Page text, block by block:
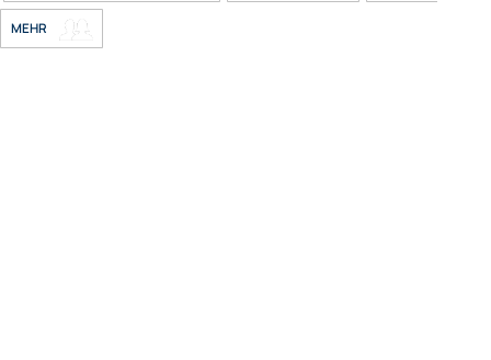
SAT KOMPLETTANLAGEN